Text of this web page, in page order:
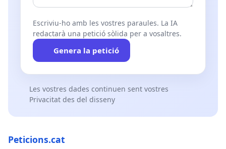
Escriviu-ho amb les vostres paraules. La IA
redactarà una petició sòlida per a vosaltres.
Genera la petició
Les vostres dades continuen sent vostres
Privacitat des del disseny
Peticions.cat